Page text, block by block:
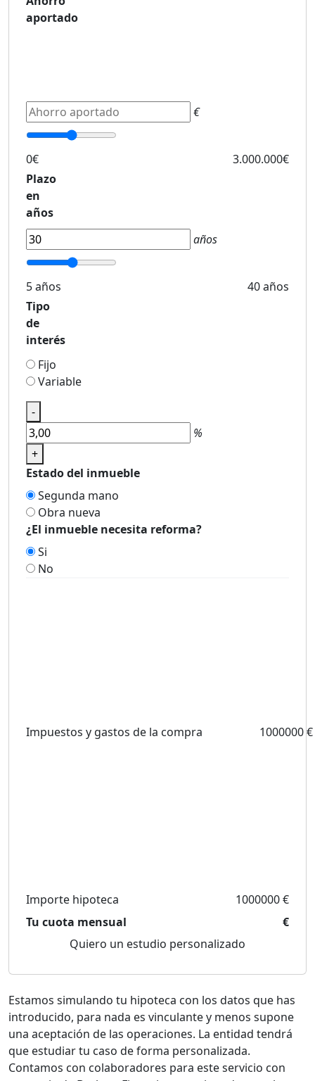
aportado
€
0€
3.000.000€
Plazo
en
años
años
5 años
40 años
Tipo
de
interés
Fijo
Variable
-
%
+
Estado del inmueble
Segunda mano
Obra nueva
¿El inmueble necesita reforma?
Si
No
Impuestos y gastos de la compra 1000000 €
Importe hipoteca
1000000 €
Tu cuota mensual
€
Quiero un estudio personalizado
Estamos simulando tu hipoteca con los datos que has
introducido, para nada es vinculante y menos supone
una aceptación de las operaciones. La entidad tendrá
que estudiar tu caso de forma personalizada.
Contamos con colaboradores para este servicio con